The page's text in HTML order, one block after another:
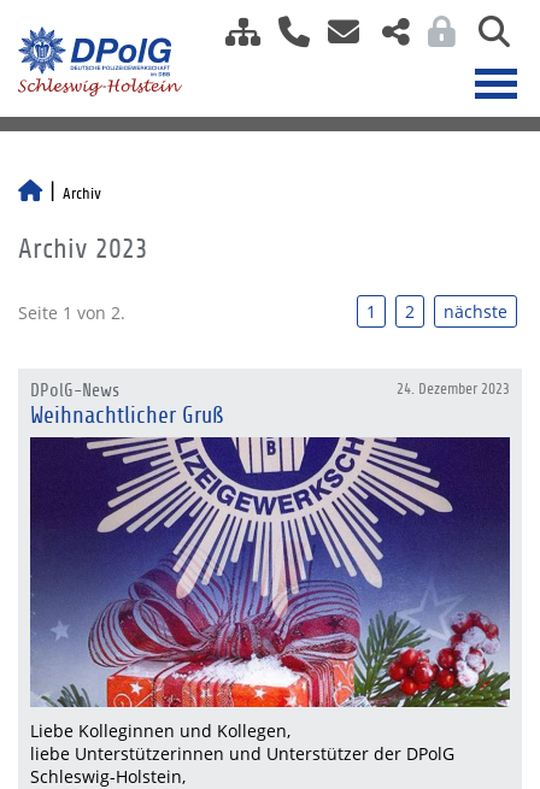
Archiv
Archiv 2023
Seite 1 von 2. 1 2 nächste
24. Dezember 2023
DPolG-News
Weihnachtlicher Gruß
Liebe Kolleginnen und Kollegen,
liebe Unterstützerinnen und Unterstützer der DPolG
Schleswig-Holstein,